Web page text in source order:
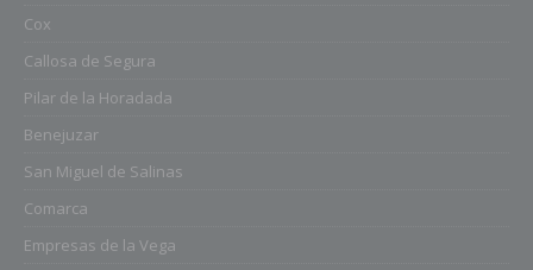
Cox
Callosa de Segura
Pilar de la Horadada
Benejuzar
San Miguel de Salinas
Comarca
Empresas de la Vega